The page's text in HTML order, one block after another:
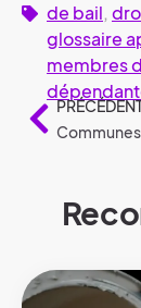
de bail,
glossaire
membres